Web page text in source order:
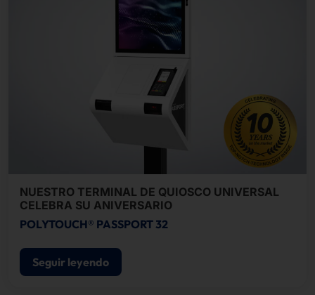
NUESTRO TERMINAL DE QUIOSCO UNIVERSAL
CELEBRA SU ANIVERSARIO
POLYTOUCH® PASSPORT 32
Seguir leyendo